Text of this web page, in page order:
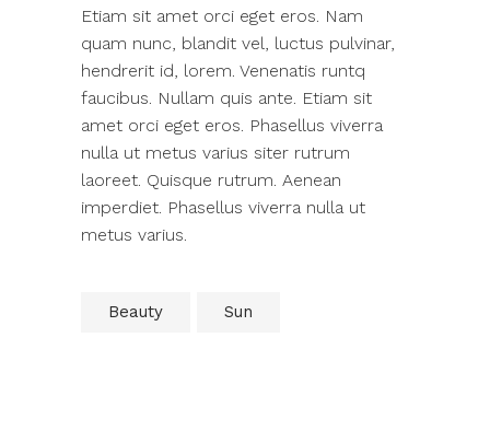
Etiam sit amet orci eget eros. Nam
quam nunc, blandit vel, luctus pulvinar,
hendrerit id, lorem. Venenatis runtq
faucibus. Nullam quis ante. Etiam sit
amet orci eget eros. Phasellus viverra
nulla ut metus varius siter rutrum
laoreet. Quisque rutrum. Aenean
imperdiet. Phasellus viverra nulla ut
metus varius.
Beauty Sun